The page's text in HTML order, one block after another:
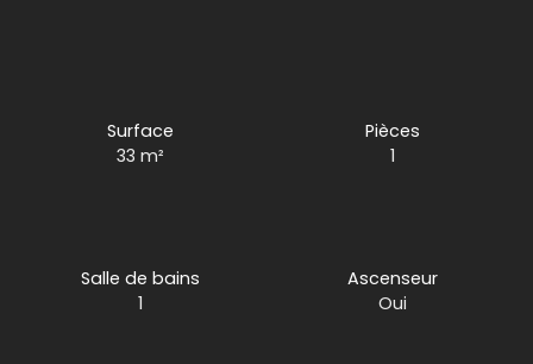
Surface
33m²
Pièces
1
Salle de bains
1
Ascenseur
Oui